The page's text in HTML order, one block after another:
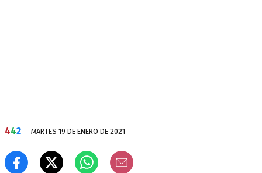
442 MARTES 19 DE ENERO DE 2021